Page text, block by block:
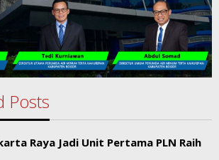
Posts
Raya Jadi Unit Pertama PLN Raih